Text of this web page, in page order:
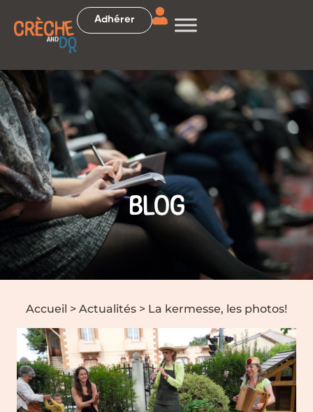
Adhérer
BLOG
Accueil > Actualités > La kermesse, les photos!